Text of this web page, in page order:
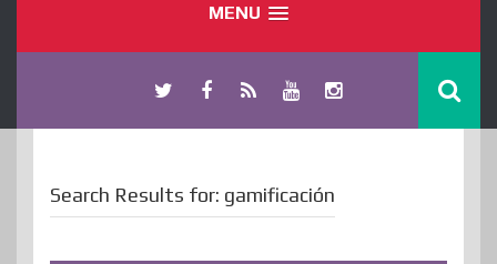
MENU
Search Results for: gamificación